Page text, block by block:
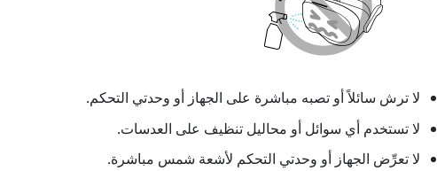
لا ترش سائلاً أو تصبه مباشرة على الجهاز أو وحدتي التحكم.
لا تستخدم أي سوائل أو محاليل تنظيف على العدسات.
لا تعرِّض الجهاز أو وحدتي التحكم لأشعة شمس مباشرة.